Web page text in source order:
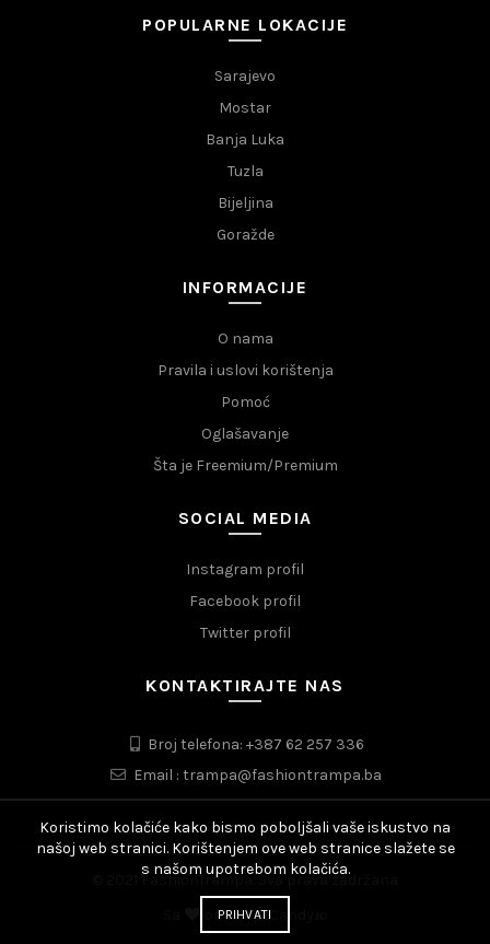
POPULARNE LOKACIJE
Sarajevo
Mostar
Banja Luka
Tuzla
Bijeljina
Goražde
INFORMACIJE
O nama
Pravila i uslovi korištenja
Pomoć
Oglašavanje
Šta je Freemium/Premium
SOCIAL MEDIA
Instagram profil
Facebook profil
Twitter profil
KONTAKTIRAJTE NAS
Broj telefona: +387 62 257 336
Email : trampa@fashiontrampa.ba
© 2021 FashionTrampa. Sva prava zadržana
odScriptCandy.io
Koristimo kolačiće kako bismo poboljšali vaše iskustvo na
našoj web stranici. Korištenjem ove web stranice slažete se
s našom upotrebom kolačića.
PRIHVATI